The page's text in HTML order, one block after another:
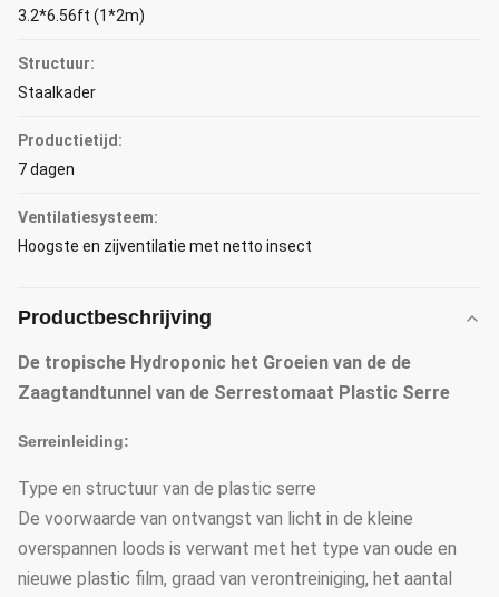
3.2*6.56ft (1*2m)
Structuur:
Staalkader
Productietijd:
7 dagen
Ventilatiesysteem:
Hoogste en zijventilatie met netto insect
Productbeschrijving
De tropische Hydroponic het Groeien van de de
Zaagtandtunnel van de Serrestomaat Plastic Serre
Serreinleiding:
Type en structuur van de plastic serre
De voorwaarde van ontvangst van licht in de kleine
overspannen loods is verwant met het type van oude en
nieuwe plastic film, graad van verontreiniging, het aantal